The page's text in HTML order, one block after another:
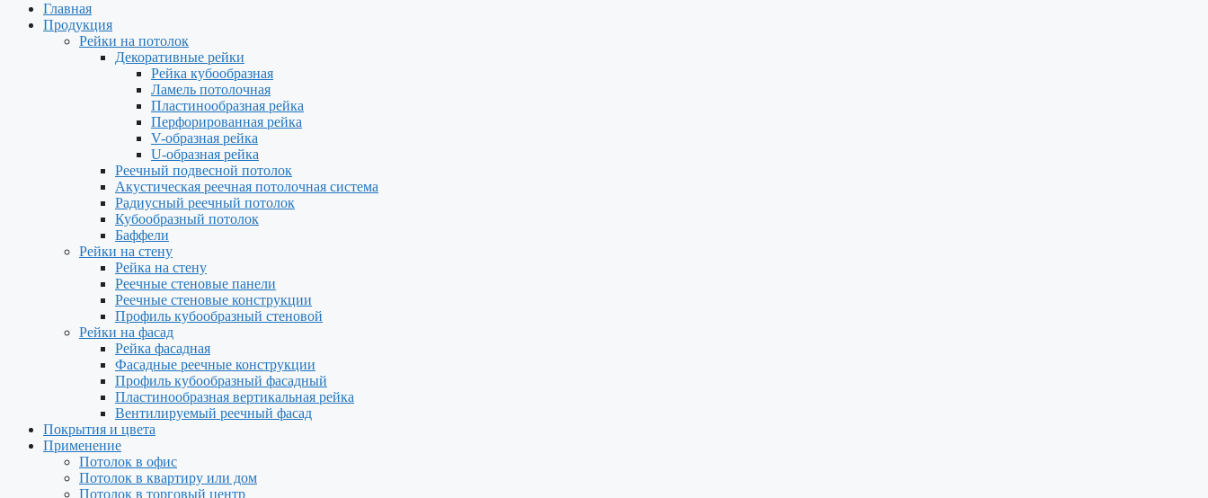
Главная
Продукция
Рейки на потолок
Декоративные рейки
Рейка кубообразная
Ламель потолочная
Пластинообразная рейка
Перфорированная рейка
V-образная рейка
U-образная рейка
Реечный подвесной потолок
Акустическая реечная потолочная система
Радиусный реечный потолок
Кубообразный потолок
Баффели
Рейки на стену
Рейка на стену
Реечные стеновые панели
Реечные стеновые конструкции
Профиль кубообразный стеновой
Рейки на фасад
Рейка фасадная
Фасадные реечные конструкции
Профиль кубообразный фасадный
Пластинообразная вертикальная рейка
Вентилируемый реечный фасад
Покрытия и цвета
Применение
Потолок в офис
Потолок в квартиру или дом
Потолок в торговый центр